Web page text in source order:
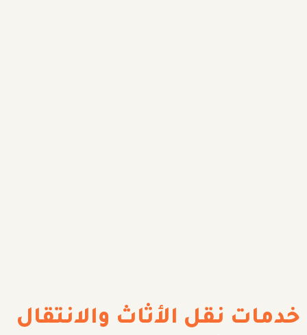
خدمات نقل الأثاث والانتقال